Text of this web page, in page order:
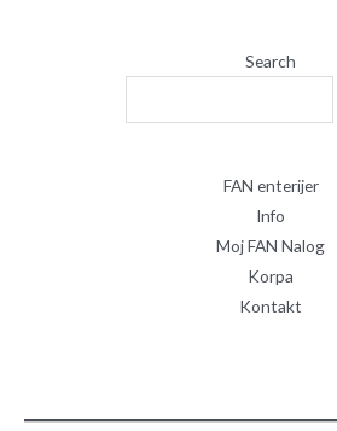
Search
FAN enterijer
Info
Moj FAN Nalog
Korpa
Kontakt